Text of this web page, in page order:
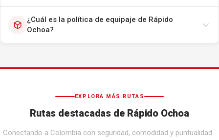
¿Cuál es la política de equipaje de Rápido
Ochoa?
EXPLORA MÁS RUTAS
Rutas destacadas de Rápido Ochoa
Conectando a Colombia con seguridad, comodidad y puntualidad